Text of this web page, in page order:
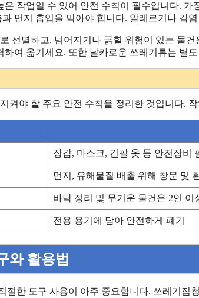
작업일 수 있어 안전 수칙이 필수입니다.
먼지 흡입을 막아야 합니다. 알레르기나 감
선별하고, 넘어지거나 긁힐 위험이 있는 물
하여 옮기세요. 또한 날카로운 쓰레기류는 별
켜야 할 주요 안전 수칙을 정리한 것입니다.
장갑, 마스크, 긴팔 옷 등 안전장비
먼지, 유해물질 배출 위해 창문 및
바닥 정리 및 무거운 물건은 2인 이
전용 용기에 담아 안전하게 폐기
와 활용법
절한 도구 사용이 아주 중요합니다. 쓰레기집